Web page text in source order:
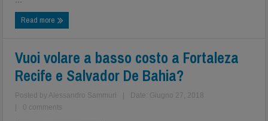
Read more
Vuoi volare a basso costo a Fortaleza
Recife e Salvador De Bahia?
Posted by Alessandro Sammuri
Date: Giugno 27, 2018
0 comments